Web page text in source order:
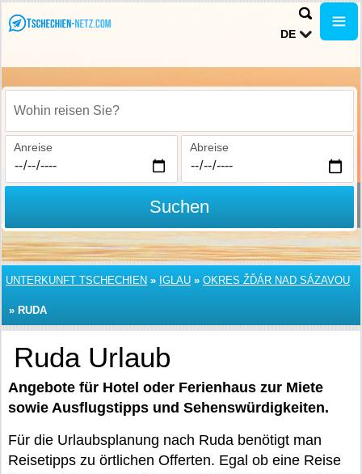
DE
Wohin reisen Sie?
Anreise Abreise
Suchen
UNTERKUNFT TSCHECHIEN » IGLAU » OKRES ŽĎÁR NAD SÁZAVOU
» RUDA
Ruda Urlaub
Angebote für Hotel oder Ferienhaus zur Miete
sowie Ausflugstipps und Sehenswürdigkeiten.
Für die Urlaubsplanung nach Ruda benötigt man
Reisetipps zu örtlichen Offerten. Egal ob eine Reise